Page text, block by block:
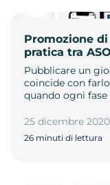
Promozione
pratica tra
Pubblicare un
coincide con
quando ogni fase
25 dicembre 2020
26 minuti di lettura